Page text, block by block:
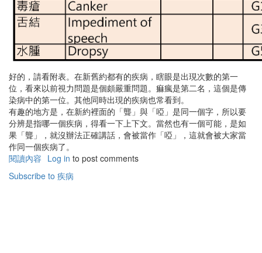
好的，請看附表。在新舊約都有的疾病，瞎眼是出現次數的第一
位，看來以前視力問題是個頗嚴重問題。痲瘋是第二名，這個是傳
染病中的第一位。其他同時出現的疾病也常看到。
有趣的地方是，在新約裡面的「聾」與「啞」是同一個字，所以要
分辨是指哪一個疾病，得看一下上下文。當然也有一個可能，是如
果「聾」，就沒辦法正確講話，會被當作「啞」，這就會被大家當
作同一個疾病了。
閱讀內容 有
聖
Log in to post comments
Subscribe to 疾病